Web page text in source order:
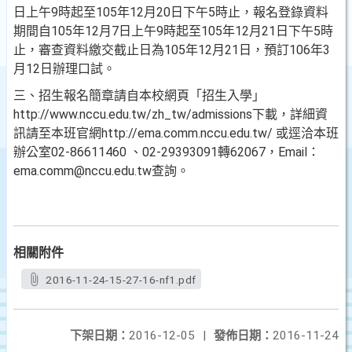
日上午9時起至105年12月20日下午5時止，報名登錄資料
期間自105年12月7日上午9時起至105年12月21日下午5時
止，審查資料繳交截止日為105年12月21日，預訂106年3
月12日辦理口試。
三、招生報名簡章請自本校網頁「招生入學」
http://www.nccu.edu.tw/zh_tw/admissions下載，詳細資
訊請至本班官網http://ema.comm.nccu.edu.tw/ 或逕洽本班
辦公室02-86611460 、02-29393091轉62067，Email：
ema.comm@nccu.edu.tw查詢。
相關附件
2016-11-24-15-27-16-nf1.pdf
發佈日期： 2016-11-24
下架日期： 2016-12-05 |